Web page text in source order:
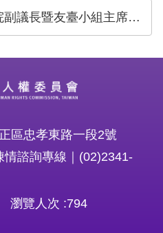
主席李察率訪團拜會國家人權委員會 交流數位人權新興議題
區忠孝東路一段2號
諮詢專線｜(02)2341-
瀏覽人次 794